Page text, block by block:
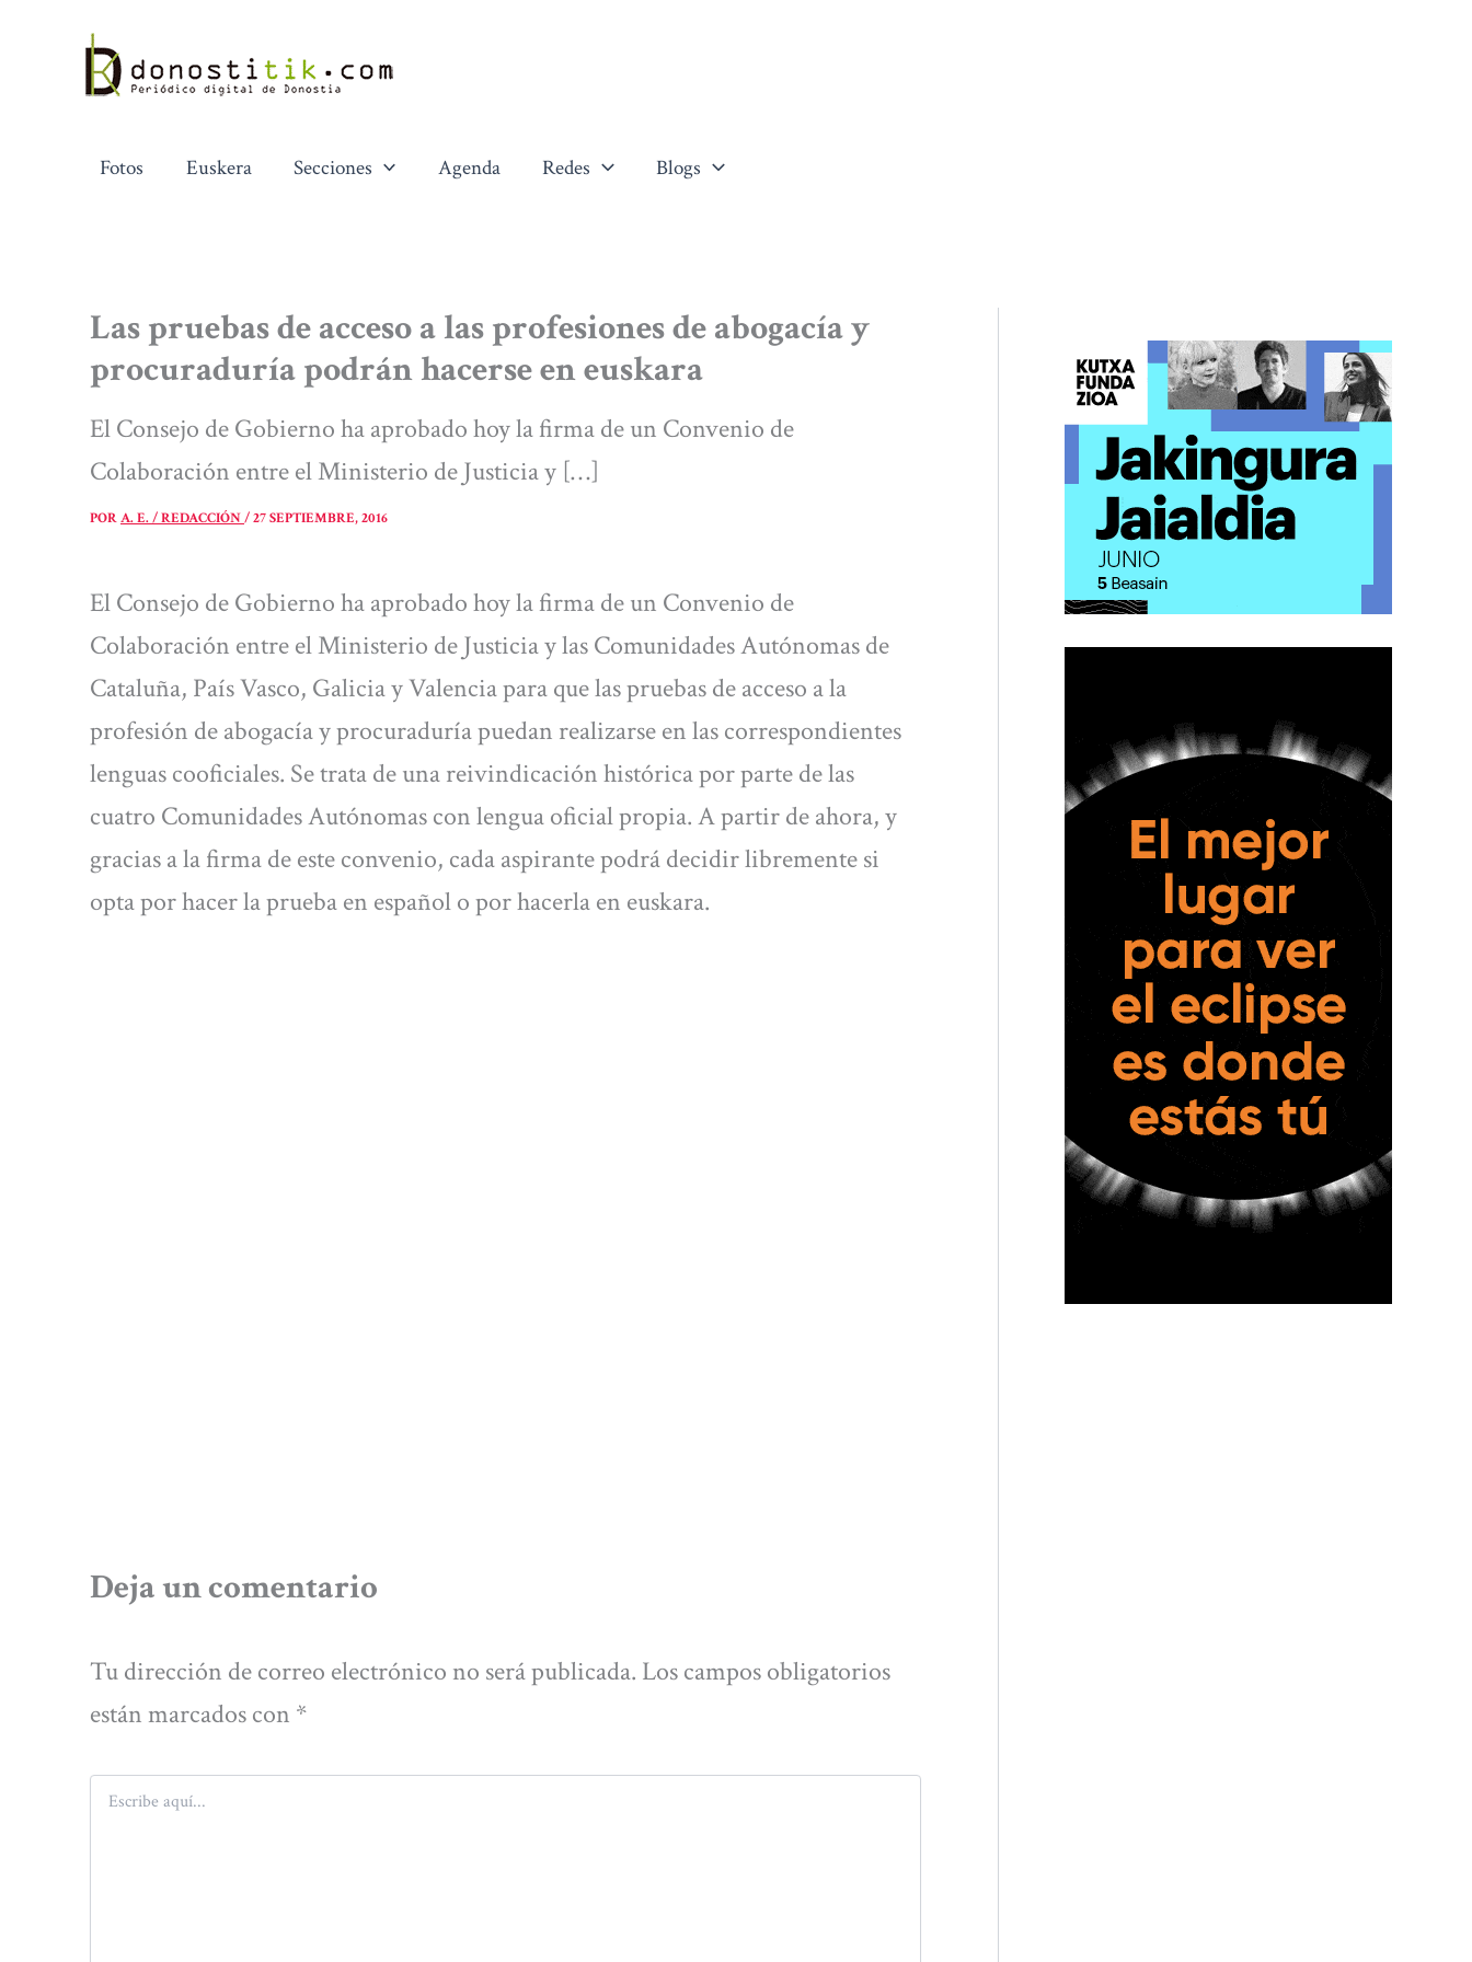
contenido
Fotos Euskera Secciones Agenda Redes Blogs
Las pruebas de acceso a las profesiones de abogacía y
procuraduría podrán hacerse en euskara
El Consejo de Gobierno ha aprobado hoy la firma de un Convenio de
Colaboración entre el Ministerio de Justicia y […]
PORA. E. / REDACCIÓN/27 SEPTIEMBRE, 2016
El Consejo de Gobierno ha aprobado hoy la firma de un Convenio de
Colaboración entre el Ministerio de Justicia y las Comunidades Autónomas de
Cataluña, País Vasco, Galicia y Valencia para que las pruebas de acceso a la
profesión de abogacía y procuraduría puedan realizarse en las correspondientes
lenguas cooficiales. Se trata de una reivindicación histórica por parte de las
cuatro Comunidades Autónomas con lengua oficial propia. A partir de ahora, y
gracias a la firma de este convenio, cada aspirante podrá decidir libremente si
opta por hacer la prueba en español o por hacerla en euskara.
Deja un comentario
Tu dirección de correo electrónico no será publicada. Los campos obligatorios
están marcados con *
aquí...